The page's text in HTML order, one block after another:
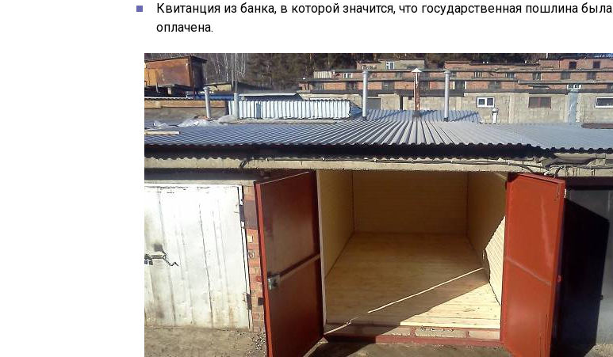
Квитанция из банка, в которой значится, что государственная пошлина была
оплачена.